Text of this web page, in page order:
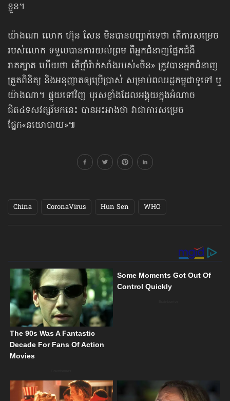
ខ្លួន។
យ៉ាងណា លោក ហ៊ុន សែន មិនបានបញ្ជាក់ទេថា តើការសម្រេច
របស់លោក ទទួលបានការយល់ព្រម ពីអ្នកជំនាញផ្នែកជំងឺ
រាតត្បាត ហើយថា តើថ្នាំវ៉ាក់សាំងរបស់«ចិន» ត្រូវបានអ្នកជំនាញ
ត្រួតពិនិត្យ និងអនុញ្ញាតឲ្យប្រើប្រាស់ សម្រាប់ពលរដ្ឋកម្ពុជាទូទៅ ឬ
យ៉ាងណា។ ផ្ទុយទៅវិញ បុរសខ្លាំងដែលអង្គុយក្នុងអំណាច
ជិត៤ទសវត្សរ៍មកនេះ បានអះអាងថា វាជាការសម្រេច
ផ្នែក«នយោបាយ»៕
China CoronaVirus Hun Sen WHO